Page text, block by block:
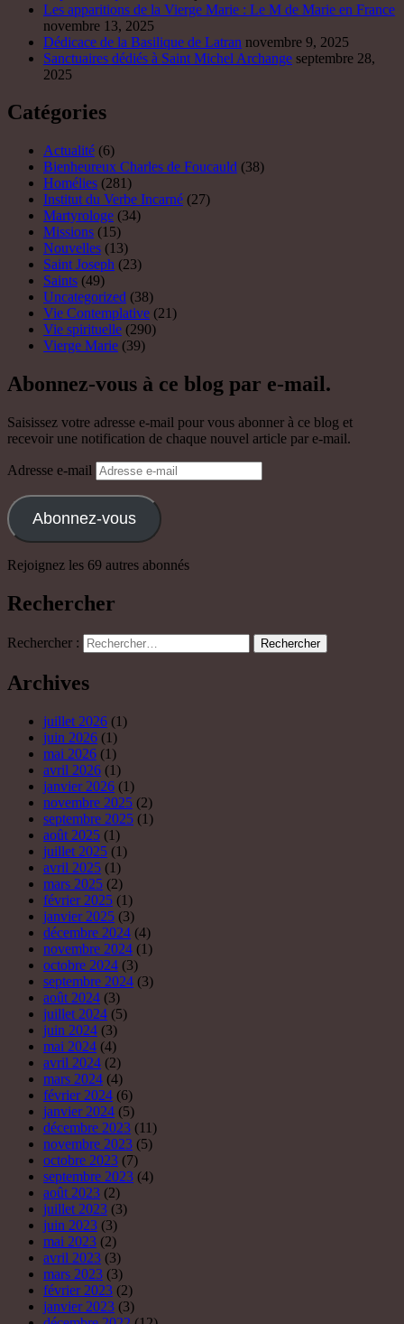
Les apparitions de la Vierge Marie : Le M de Marie en France
novembre 13, 2025
Dédicace de la Basilique de Latran novembre 9, 2025
Sanctuaires dédiés à Saint Michel Archange septembre 28,
2025
Catégories
Actualité (6)
Bienheureux Charles de Foucauld (38)
Homélies (281)
Institut du Verbe Incarné (27)
Martyrologe (34)
Missions (15)
Nouvelles (13)
Saint Joseph (23)
Saints (49)
Uncategorized (38)
Vie Contemplative (21)
Vie spirituelle (290)
Vierge Marie (39)
Abonnez-vous à ce blog par e-mail.
Saisissez votre adresse e-mail pour vous abonner à ce blog et
recevoir une notification de chaque nouvel article par e-mail.
Adresse e-mail
Abonnez-vous
Rejoignez les 69 autres abonnés
Rechercher
Rechercher :
Archives
juillet 2026 (1)
juin 2026 (1)
mai 2026 (1)
avril 2026 (1)
janvier 2026 (1)
novembre 2025 (2)
septembre 2025 (1)
août 2025 (1)
juillet 2025 (1)
avril 2025 (1)
mars 2025 (2)
février 2025 (1)
janvier 2025 (3)
décembre 2024 (4)
novembre 2024 (1)
octobre 2024 (3)
septembre 2024 (3)
août 2024 (3)
juillet 2024 (5)
juin 2024 (3)
mai 2024 (4)
avril 2024 (2)
mars 2024 (4)
février 2024 (6)
janvier 2024 (5)
décembre 2023 (11)
novembre 2023 (5)
octobre 2023 (7)
septembre 2023 (4)
août 2023 (2)
juillet 2023 (3)
juin 2023 (3)
mai 2023 (2)
avril 2023 (3)
mars 2023 (3)
février 2023 (2)
janvier 2023 (3)